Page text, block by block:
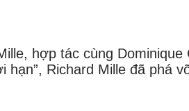
hợp tác cùng
Richard Mille đã phá